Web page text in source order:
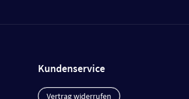
Kundenservice
Vertrag widerrufen